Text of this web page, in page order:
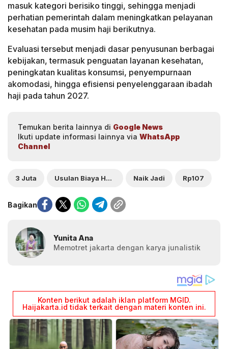
masuk kategori berisiko tinggi, sehingga menjadi
perhatian pemerintah dalam meningkatkan pelayanan
kesehatan pada musim haji berikutnya.
Evaluasi tersebut menjadi dasar penyusunan berbagai
kebijakan, termasuk penguatan layanan kesehatan,
peningkatan kualitas konsumsi, penyempurnaan
akomodasi, hingga efisiensi penyelenggaraan ibadah
haji pada tahun 2027.
Temukan berita lainnya di Google News
Ikuti update informasi lainnya via WhatsApp
Channel
3 Juta Usulan Biaya Haji 2027 Naik Jadi Rp107
Bagikan
Yunita Ana
Memotret jakarta dengan karya junalistik